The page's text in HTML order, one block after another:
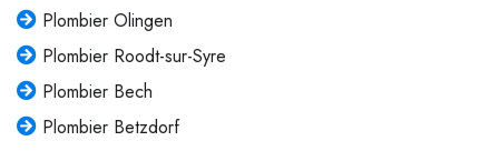
Plombier Olingen
Plombier Roodt-sur-Syre
Plombier Bech
Plombier Betzdorf